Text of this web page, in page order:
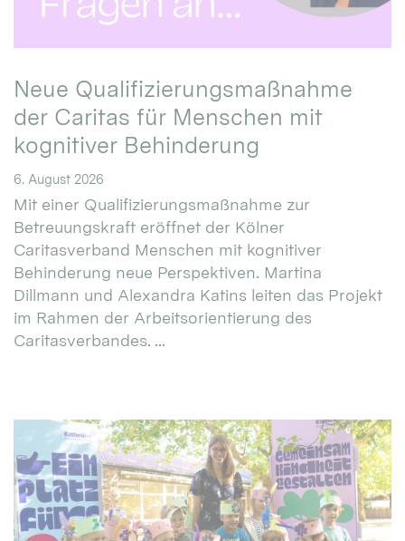
Neue Qualifizierungsmaßnahme
der Caritas für Menschen mit
kognitiver Behinderung
6. August 2026
Mit einer Qualifizierungsmaßnahme zur
Betreuungskraft eröffnet der Kölner
Caritasverband Menschen mit kognitiver
Behinderung neue Perspektiven. Martina
Dillmann und Alexandra Katins leiten das Projekt
im Rahmen der Arbeitsorientierung des
Caritasverbandes. ...